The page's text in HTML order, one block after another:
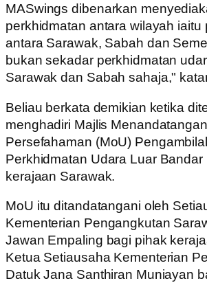
MASwings dibenarkan
perkhidmatan antara wilayah iaitu
antara Sarawak, Sabah dan
bukan sekadar perkhidmatan
Sarawak dan Sabah sahaja,"
Beliau berkata demikian ketika
menghadiri Majlis
Persefahaman (MoU)
Perkhidmatan Udara Luar Bandar
kerajaan Sarawak.
MoU itu ditandatangani oleh
Kementerian Pengangkutan
Jawan Empaling bagi pihak
Ketua Setiausaha Kementerian
Datuk Jana Santhiran Muniayan